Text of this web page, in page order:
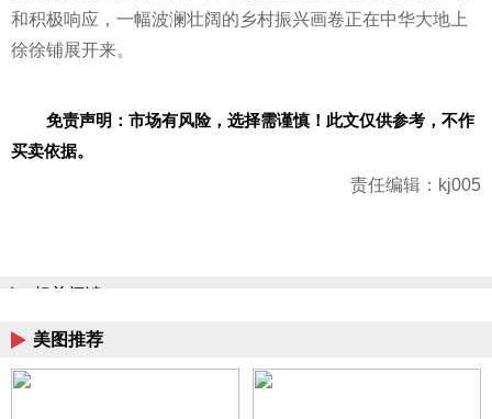
和积极响应，一幅波澜壮阔的乡村振兴画卷正在中华大地上
徐徐铺展开来。
免责声明：市场有风险，选择需谨慎！此文仅供参考，不作
买卖依据。
责任编辑：kj005
相关阅读
美图推荐